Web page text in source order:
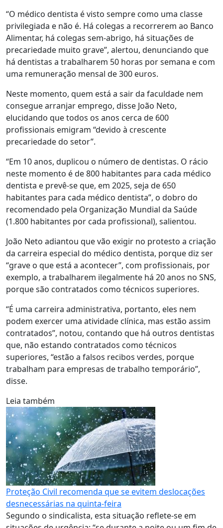
“O médico dentista é visto sempre como uma classe
privilegiada e não é. Há colegas a recorrerem ao Banco
Alimentar, há colegas sem-abrigo, há situações de
precariedade muito grave”, alertou, denunciando que
há dentistas a trabalharem 50 horas por semana e com
uma remuneração mensal de 300 euros.
Neste momento, quem está a sair da faculdade nem
consegue arranjar emprego, disse João Neto,
elucidando que todos os anos cerca de 600
profissionais emigram “devido à crescente
precariedade do setor”.
“Em 10 anos, duplicou o número de dentistas. O rácio
neste momento é de 800 habitantes para cada médico
dentista e prevê-se que, em 2025, seja de 650
habitantes para cada médico dentista”, o dobro do
recomendado pela Organização Mundial da Saúde
(1.800 habitantes por cada profissional), salientou.
João Neto adiantou que vão exigir no protesto a criação
da carreira especial do médico dentista, porque diz ser
“grave o que está a acontecer”, com profissionais, por
exemplo, a trabalharem ilegalmente há 20 anos no SNS,
porque são contratados como técnicos superiores.
“É uma carreira administrativa, portanto, eles nem
podem exercer uma atividade clínica, mas estão assim
contratados”, notou, contando que há outros dentistas
que, não estando contratados como técnicos
superiores, “estão a falsos recibos verdes, porque
trabalham para empresas de trabalho temporário”,
disse.
Leia também
Proteção Civil recomenda que se evitem deslocações
desnecessárias na quinta-feira
Segundo o sindicalista, esta situação reflete-se em